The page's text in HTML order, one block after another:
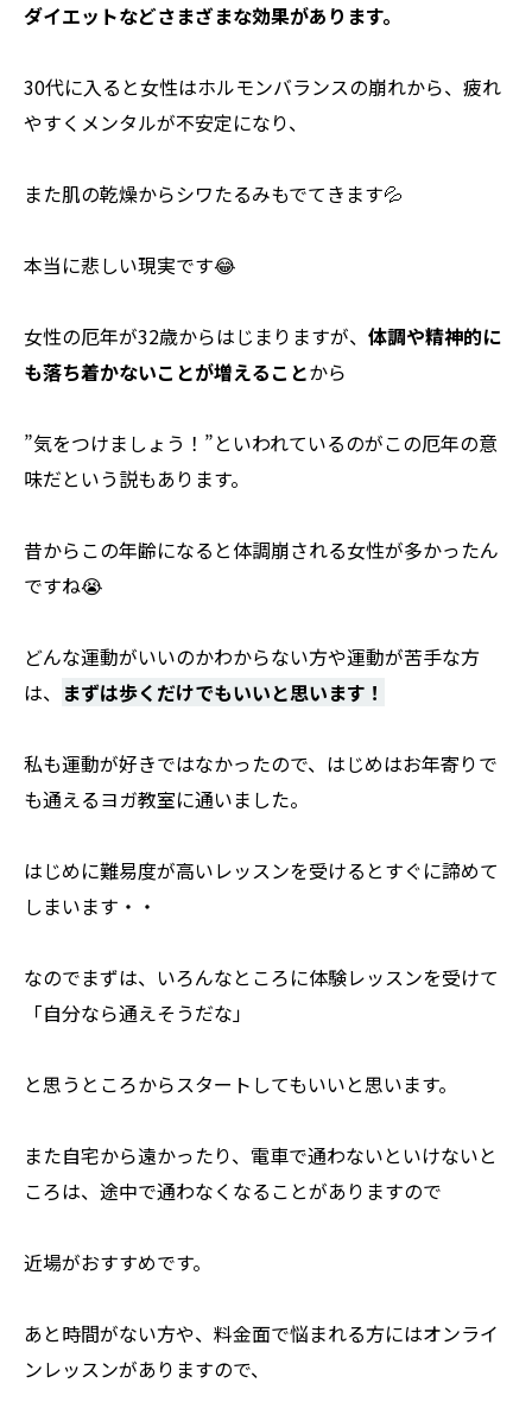
ダイエットなどさまざまな効果があります。
30代に入ると女性はホルモンバランスの崩れから、疲れ
やすくメンタルが不安定になり、
また肌の乾燥からシワたるみもでてきます💦
本当に悲しい現実です😂
女性の厄年が32歳からはじまりますが、 体調や精神的に
も落ち着かないことが増えることから
”気をつけましょう！”といわれているのがこの厄年の意
味だという説もあります。
昔からこの年齢になると体調崩される女性が多かったん
ですね😭
どんな運動がいいのかわからない方や運動が苦手な方
は、 まずは歩くだけでもいいと思います！
私も運動が好きではなかったので、はじめはお年寄りで
も通えるヨガ教室に通いました。
はじめに難易度が高いレッスンを受けるとすぐに諦めて
しまいます・・
なのでまずは、いろんなところに体験レッスンを受けて
「自分なら通えそうだな」
と思うところからスタートしてもいいと思います。
また自宅から遠かったり、電車で通わないといけないと
ころは、途中で通わなくなることがありますので
近場がおすすめです。
あと時間がない方や、料金面で悩まれる方にはオンライ
ンレッスンがありますので、